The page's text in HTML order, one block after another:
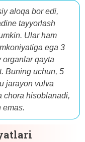
aloqa bor edi,
tayyorlash
Ular ham
ega 3
qayta
Buning uchun, 5
jarayon vulva
chora hisoblanadi,
emas.